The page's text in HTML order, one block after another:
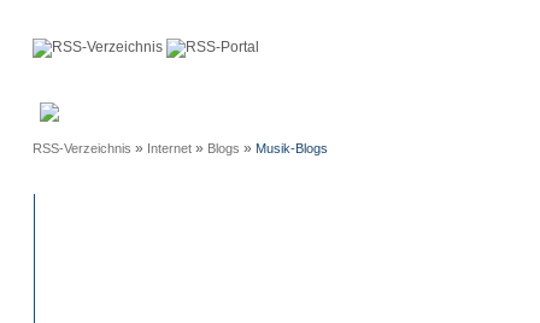
RSS-Verzeichnis » Internet » Blogs » Musik-Blogs